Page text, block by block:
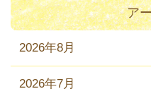
ア
2026年8月
2026年7月